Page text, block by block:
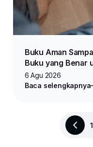
Buku Aman
Buku yang Benar
6 Agu 2026
Baca selengkapnya
1